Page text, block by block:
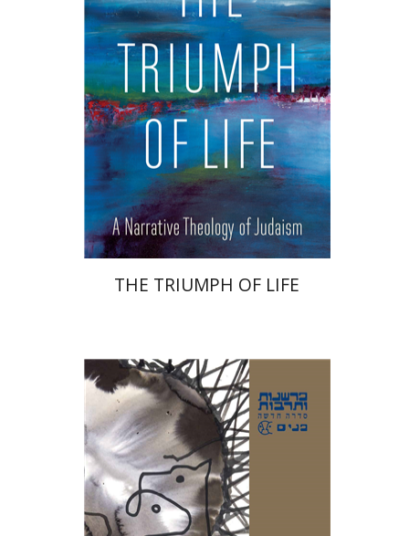
הנחת אתר ספר מודפס
$35
$32
THE TRIUMPH OF LIFE
אבינועם רוזנק